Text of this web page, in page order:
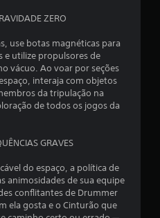
e
s
t
r
l
a
ZERO
use botas magnéticas para
e utilize propulsores de
vácuo. Ao voar por seções
interaja com objetos
da tripulação na
de todos os jogos da
GRAVES
do espaço, a política de
animosidades de sua equipe
conflitantes de Drummer
ela gosta e o Cinturão que